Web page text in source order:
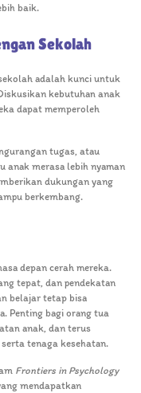
baik.
Sekolah
adalah kunci untuk
kebutuhan anak
dapat memperoleh
tugas, atau
anak merasa lebih nyaman
dukungan yang
berkembang.
depan cerah mereka.
tepat, dan pendekatan
belajar tetap bisa
Penting bagi orang tua
anak, dan terus
tenaga kesehatan.
Frontiers in Psychology
mendapatkan